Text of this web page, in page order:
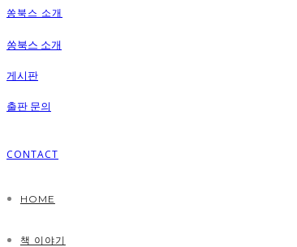
쏭북스 소개
쏭북스 소개
게시판
출판 문의
CONTACT
HOME
책 이야기